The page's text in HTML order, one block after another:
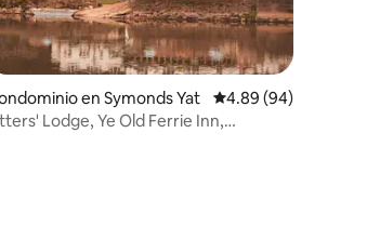
4.95 de 5; 152 evaluaciones
en Symonds Yat Calificación
4.89 (94)
Lodge, Ye Old Ferrie Inn,